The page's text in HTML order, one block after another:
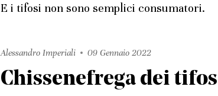
E i tifosi non sono semplici consumatori.
Alessandro Imperiali 09 Gennaio 2022
Chissenefrega dei